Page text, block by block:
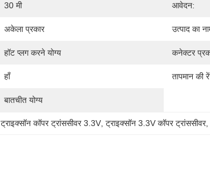
30 मी आवेदन:
अकेला प्रकार उत्पाद का
हॉट प्लग करने योग्य कनेक्टर
हाँ तापमान की
बातचीत योग्य
ट्राइक्सॉन कॉपर ट्रांससीवर 3.3V , ट्राइक्सॉन 3.3V कॉपर ट्रांससीवर